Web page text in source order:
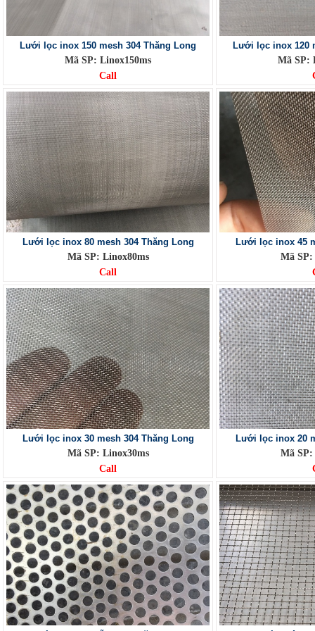
Lưới lọc inox 150 mesh 304 Thăng Long
Mã SP: Linox150ms
Call
Lưới lọc inox 120
Mã SP:
Lưới lọc inox 80 mesh 304 Thăng Long
Mã SP: Linox80ms
Call
Lưới lọc inox 45
Mã SP:
Lưới lọc inox 30 mesh 304 Thăng Long
Mã SP: Linox30ms
Call
Lưới lọc inox 20
Mã SP: